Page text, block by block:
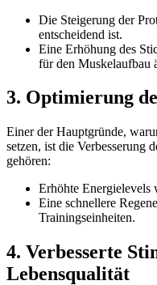
Die Steigerung der
entscheidend ist.
Eine Erhöhung des
für den Muskelaufbau
3. Optimierung
Einer der Hauptgründe,
setzen, ist die Verbesserung
gehören:
Erhöhte Energielevels
Eine schnellere
Trainingseinheiten.
4. Verbesserte
Lebensqualität